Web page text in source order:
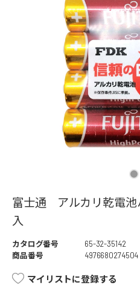
富士通 アルカリ乾電
入
カタログ番号
65-32-35142
商品番号
4976680274504
マイリストに登録する